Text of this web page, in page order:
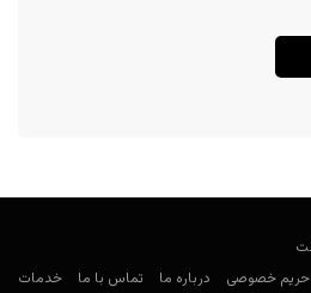
حریم خصوصی
درباره ما تماس با ما خدمات